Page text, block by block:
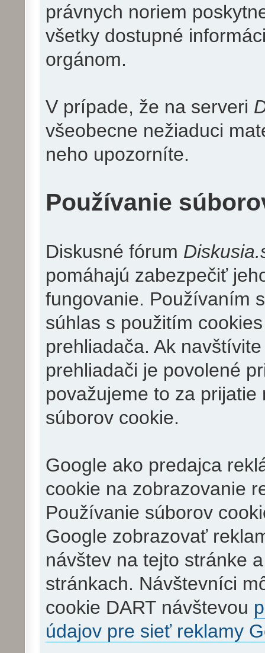
právnych noriem
všetky dostupné
orgánom.
V prípade, že na serveri
všeobecne nežiaduci
neho upozorníte.
Používanie
Diskusné fórum
pomáhajú zabezpečiť
fungovanie. Používaním
súhlas s použitím
prehliadača. Ak
prehliadači je povolené
považujeme to za
súborov cookie.
Google ako predajca
cookie na zobrazovanie
Používanie súborov
Google zobrazovať
návštev na tejto stránke
stránkach. Návštevníci
cookie DART návštevou
údajov pre sieť reklamy